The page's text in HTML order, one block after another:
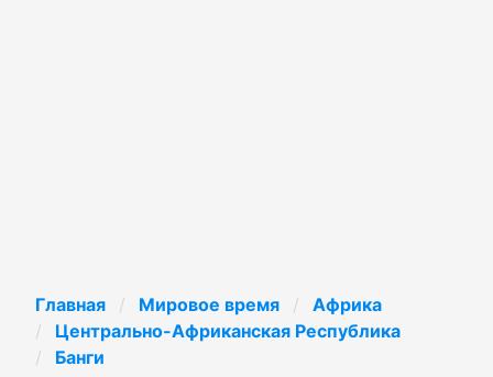
Главная Мировое время
Африка
Центрально-Африканская Республика
Банги